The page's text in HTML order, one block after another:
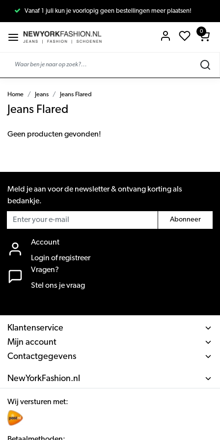
Vanaf 1 juli kun je voorlopig geen bestellingen meer plaatsen!
0
Home Jeans Jeans Flared
Jeans Flared
Geen producten gevonden!
Meld je aan voor de newsletter & ontvang korting als
bedankje.
Abonneer
Account
Login of registreer
Vragen?
Stel ons je vraag
Klantenservice
Mijn account
Contactgegevens
NewYorkFashion.nl
Wij versturen met: